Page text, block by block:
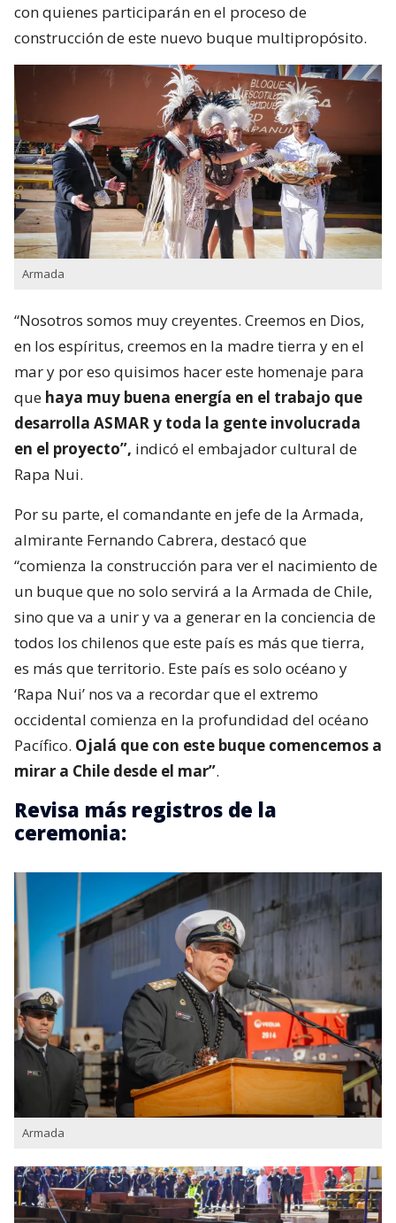
con quienes participarán en el proceso de
construcción de este nuevo buque multipropósito.
Armada
“Nosotros somos muy creyentes. Creemos en Dios,
en los espíritus, creemos en la madre tierra y en el
mar y por eso quisimos hacer este homenaje para
que haya muy buena energía en el trabajo que
desarrolla ASMAR y toda la gente involucrada
en el proyecto”, indicó el embajador cultural de
Rapa Nui.
Por su parte, el comandante en jefe de la Armada,
almirante Fernando Cabrera, destacó que
“comienza la construcción para ver el nacimiento de
un buque que no solo servirá a la Armada de Chile,
sino que va a unir y va a generar en la conciencia de
todos los chilenos que este país es más que tierra,
es más que territorio. Este país es solo océano y
‘Rapa Nui’ nos va a recordar que el extremo
occidental comienza en la profundidad del océano
Pacífico. Ojalá que con este buque comencemos a
mirar a Chile desde el mar”.
Revisa más registros de la
ceremonia:
Armada